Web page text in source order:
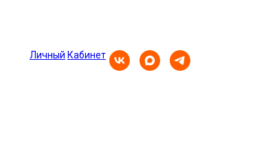
Личный Кабинет